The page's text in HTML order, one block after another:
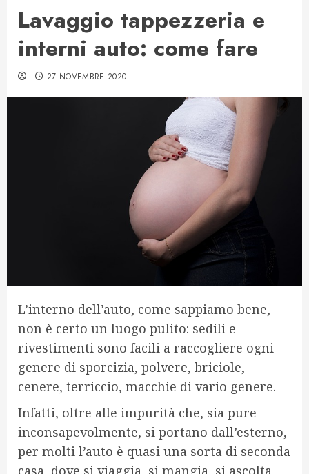
Lavaggio tappezzeria e
interni auto: come fare
27 NOVEMBRE 2020
L’interno dell’auto, come sappiamo bene,
non è certo un luogo pulito: sedili e
rivestimenti sono facili a raccogliere ogni
genere di sporcizia, polvere, briciole,
cenere, terriccio, macchie di vario genere.
Infatti, oltre alle impurità che, sia pure
inconsapevolmente, si portano dall’esterno,
per molti l’auto è quasi una sorta di seconda
casa, dove si viaggia, si mangia, si ascolta